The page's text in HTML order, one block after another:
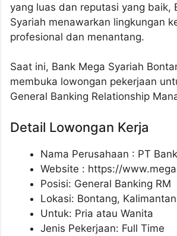
yang luas dan reputasi yang baik,
Syariah menawarkan lingkungan
profesional dan menantang.
Saat ini, Bank Mega Syariah
membuka lowongan pekerjaan
General Banking Relationship
Detail Lowongan Kerja
Nama Perusahaan : PT
Website : https://
Posisi: General Banking RM
Lokasi: Bontang,
Untuk: Pria atau Wanita
Jenis Pekerjaan: Full Time